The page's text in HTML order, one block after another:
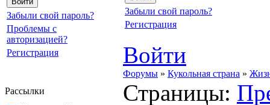
Забыли свой пароль?
Проблемы с
авторизацией?
Регистрация
Рассылки
Забыли свой пароль?
Регистрация
Войти
Форумы » Кукольная страна »
Страницы: